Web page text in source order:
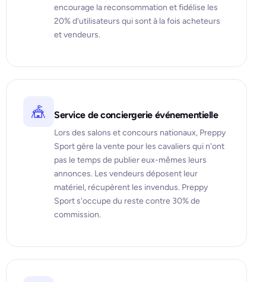
encourage la reconsommation et fidélise les
20% d'utilisateurs qui sont à la fois acheteurs
et vendeurs.
🎪 Service de conciergerie événementielle
Lors des salons et concours nationaux, Preppy
Sport gère la vente pour les cavaliers qui n'ont
pas le temps de publier eux-mêmes leurs
annonces. Les vendeurs déposent leur
matériel, récupèrent les invendus. Preppy
Sport s'occupe du reste contre 30% de
commission.